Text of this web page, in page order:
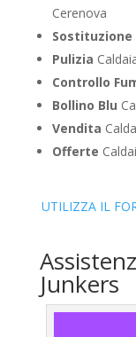
Cerenova
Sostituzione
Pulizia
Controllo
Bollino Blu
Vendita
Offerte
UTILIZZA IL
Junkers